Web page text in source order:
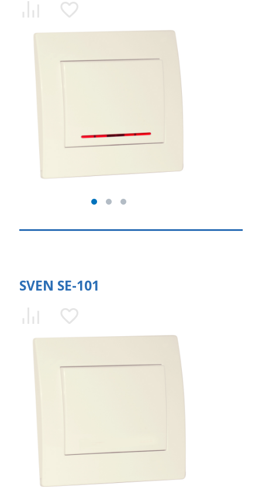
SVEN SE-101